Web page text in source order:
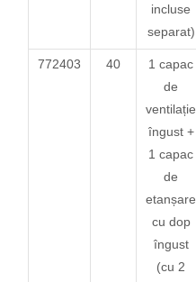
incluse
separat)
772403 40
1 capac
de
ventilație
îngust +
1 capac
de
etanșare
cu dop
îngust
(cu 2